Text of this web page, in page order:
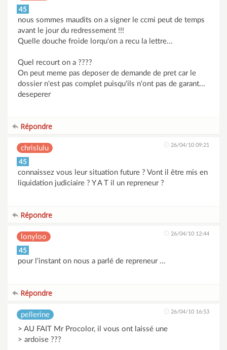
45
nous sommes maudits on a signer le ccmi peut de temps
avant le jour du redressement !!!
Quelle douche froide lorqu'on a recu la lettre...
Quel recourt on a ????
On peut meme pas deposer de demande de pret car le
dossier n'est pas complet puisqu'ils n'ont pas de garant...
deseperer
Répondre
chrislulu 26/04/10 09:21
45
connaissez vous leur situation future ? Vont il être mis en
liquidation judiciaire ? Y A T il un repreneur ?
Répondre
lonyloo 26/04/10 12:44
45
pour l'instant on nous a parlé de repreneur ...
Répondre
pellerine 26/04/10 16:53
> AU FAIT Mr Procolor, il vous ont laissé une
> ardoise ???